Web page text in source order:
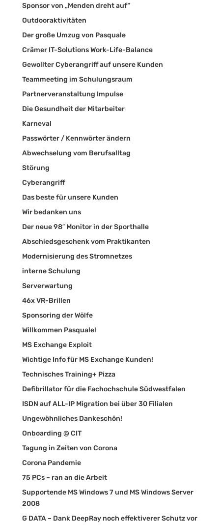
Sponsor von „Menden dreht auf“
Outdooraktivitäten
Der große Umzug von Pasquale
Crämer IT-Solutions Work-Life-Balance
Gewollter Cyberangriff auf unsere Kunden
Teammeeting im Schulungsraum
Partnerveranstaltung Impulse
Die Gesundheit der Mitarbeiter
Karneval
Passwörter / Kennwörter ändern
Abwechselung vom Berufsalltag
Störung
Cyberangriff
Das beste für unsere Kunden
Wir bedanken uns
Der neue 98″ Monitor in der Sporthalle
Abschiedsgeschenk vom Praktikanten
Modernisierung des Stromnetzes
interne Schulung
Serverwartung
46x VR-Brillen
Sponsoring der Wölfe
Willkommen Pasquale!
MS Exchange Exploit
Wichtige Info für MS Exchange Kunden!
Technisches Training+ Pizza
Defibrillator für die Fachochschule Südwestfalen
ISDN auf ALL-IP Migration bei über 30 Filialen
Ungewöhnliches Dankeschön!
Onboarding @ CIT
Tagung in Zeiten von Corona
Corona Pandemie
75 PCs – ran an die Arbeit
Supportende MS Windows 7 und MS Windows Server
2008
G DATA – Dank DeepRay noch effektiverer Schutz vor